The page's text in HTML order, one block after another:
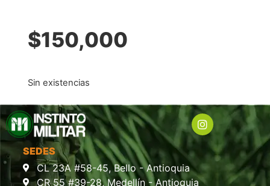
$150,000
Sin existencias
SEDES
CL 23A #58-45, Bello - Antioquia
CR 55 #39-28, Medellín - Antioquia